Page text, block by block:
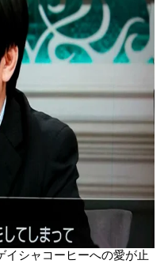
イシャコーヒーへの愛が止